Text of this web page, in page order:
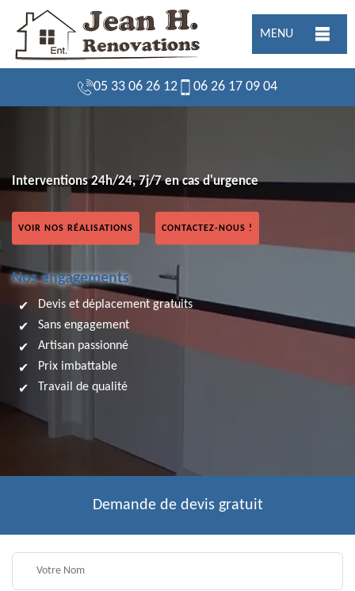
MENU
05 33 06 26 12 06 26 17 09 04
Interventions 24h/24, 7j/7 en cas d'urgence
VOIR NOS RÉALISATIONS CONTACTEZ-NOUS !
Nos engagements
Devis et déplacement gratuits
Sans engagement
Artisan passionné
Prix imbattable
Travail de qualité
Demande de devis gratuit